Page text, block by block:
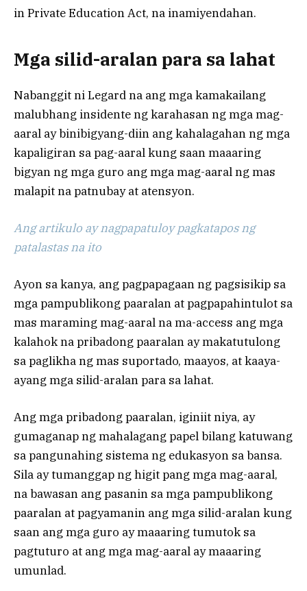
in Private Education Act, na inamiyendahan.
Mga silid-aralan para sa lahat
Nabanggit ni Legard na ang mga kamakailang
malubhang insidente ng karahasan ng mga mag-
aaral ay binibigyang-diin ang kahalagahan ng mga
kapaligiran sa pag-aaral kung saan maaaring
bigyan ng mga guro ang mga mag-aaral ng mas
malapit na patnubay at atensyon.
Ang artikulo ay nagpapatuloy pagkatapos ng
patalastas na ito
Ayon sa kanya, ang pagpapagaan ng pagsisikip sa
mga pampublikong paaralan at pagpapahintulot sa
mas maraming mag-aaral na ma-access ang mga
kalahok na pribadong paaralan ay makatutulong
sa paglikha ng mas suportado, maayos, at kaaya-
ayang mga silid-aralan para sa lahat.
Ang mga pribadong paaralan, iginiit niya, ay
gumaganap ng mahalagang papel bilang katuwang
sa pangunahing sistema ng edukasyon sa bansa.
Sila ay tumanggap ng higit pang mga mag-aaral,
na bawasan ang pasanin sa mga pampublikong
paaralan at pagyamanin ang mga silid-aralan kung
saan ang mga guro ay maaaring tumutok sa
pagtuturo at ang mga mag-aaral ay maaaring
umunlad.